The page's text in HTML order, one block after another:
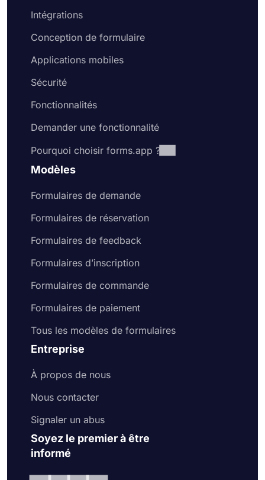
Intégrations
Conception de formulaire
Applications mobiles
Sécurité
Fonctionnalités
Demander une fonctionnalité
Pourquoi choisir forms.app ?
Modèles
Formulaires de demande
Formulaires de réservation
Formulaires de feedback
Formulaires d’inscription
Formulaires de commande
Formulaires de paiement
Tous les modèles de formulaires
Entreprise
À propos de nous
Nous contacter
Signaler un abus
Soyez le premier à être
informé